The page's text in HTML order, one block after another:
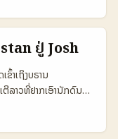
ຕໍ່ງ່າຍ. ສິ່ງທີ່ຄວນໃຫ້
ເລື່ອງນີ້ສົ່ງຜົນກວ່າຄ່າ
ຍໃນພາກເວລາ 2025)
ເລັດ (ອ້າງອີງ: e27).
Josh
👥 Primary
ໄປ, ປະຊາກອນທົ່ວໂລກ
ອາກາດມ່ວນເຮັດ
friendly ແລະ
ວ່າທຸລະກິດທຸກແບບຈະ
ນປະຕິບັດທີ່ຊັດເຈນ. ໃນ
ມີນເຄື່ອງມື, ການຄົ້ນຫາ,
ລະມີຕົວຢ່າງ/ແນວທາງ
ຍ່ມາຈາກການວິຄະ
ເຫຼີມໃນ Reference
ຫຍດ. 📊 Data
Creator Discovery
B: YouTube Shorts
ຢູ່ Josh
າເຖິງບຣານ
ລາວທີ່ຢາກເອົານັກດົນຕີ
ດໃຫ້ພວກເຂົາຫັນສົນໃຈ —
ອກວ່າ “ຄວນເຮັດອັນ